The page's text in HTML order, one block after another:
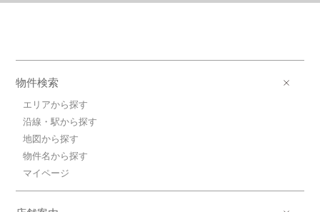
物件検索
エリアから探す
沿線・駅から探す
地図から探す
物件名から探す
マイページ